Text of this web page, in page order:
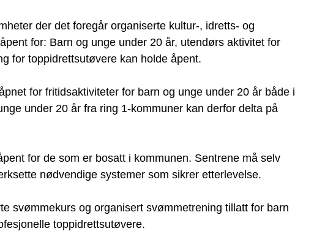
der det foregår organiserte kultur-, idretts- og
for: Barn og unge under 20 år, utendørs aktivitet for
for toppidrettsutøvere kan holde åpent.
for fritidsaktiviteter for barn og unge under 20 år både i
under 20 år fra ring 1-kommuner kan derfor delta på
for de som er bosatt i kommunen. Sentrene må selv
nødvendige systemer som sikrer etterlevelse.
svømmekurs og organisert svømmetrening tillatt for barn
toppidrettsutøvere.